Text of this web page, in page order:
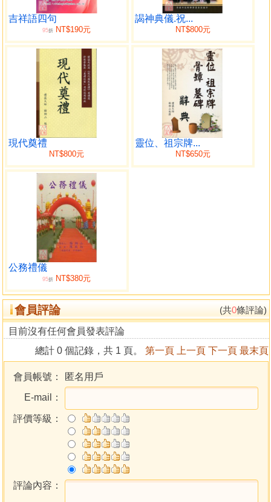
吉祥語四句
95折 NT$190元
謁神典儀.祝...
NT$800元
現代奠禮
NT$800元
靈位、祖宗牌...
NT$650元
公務禮儀
95折 NT$380元
會員評論 (共0條評論)
目前沒有任何會員發表評論
總計 0 個記錄，共 1 頁。 第一頁 上一頁 下一頁 最末頁
會員帳號：
匿名用戶
E-mail：
評價等級：
評論內容：